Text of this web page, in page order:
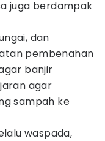
juga berdampak
dan
pembenahan
banjir
agar
sampah ke
waspada,